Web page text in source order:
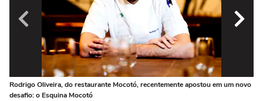
Rodrigo Oliveira, do restaurante Mocotó, recentemente apostou em um novo
desafio: o Esquina Mocotó